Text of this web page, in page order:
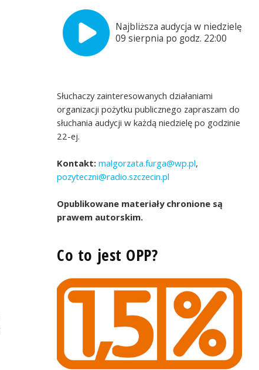
Najbliższa audycja w niedzielę,
09 sierpnia po godz. 22:00
Słuchaczy zainteresowanych działaniami
organizacji pożytku publicznego zapraszam do
słuchania audycji w każdą niedzielę po godzinie
22-ej.
Kontakt: malgorzata.furga@wp.pl,
pozyteczni@radio.szczecin.pl
Opublikowane materiały chronione są
prawem autorskim.
Co to jest OPP?